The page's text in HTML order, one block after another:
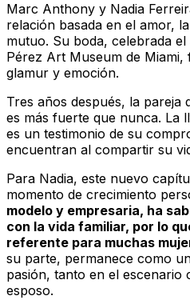
Marc Anthony y Nadia
relación basada en el amor,
mutuo. Su boda, celebrada
Pérez Art Museum de
glamur y emoción.
Tres años después, la pareja
es más fuerte que nunca. La
es un testimonio de su
encuentran al compartir su
Para Nadia, este nuevo
momento de crecimiento
modelo y empresaria, ha
con la vida familiar, por lo
referente para muchas
su parte, permanece como
pasión, tanto en el
esposo.